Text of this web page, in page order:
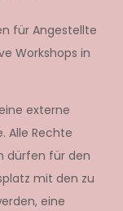
für Angestellte
Workshops in
externe
Alle Rechte
dürfen für den
mit den zu
eine